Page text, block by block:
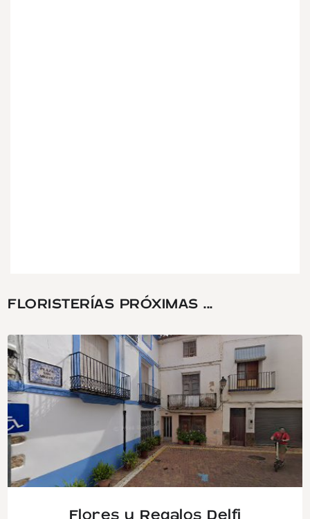
FLORISTERÍAS PRÓXIMAS ...
Flores y Regalos Delfi